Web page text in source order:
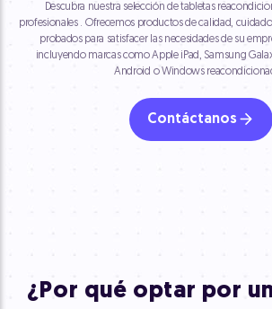
Descubra nuestra selección de tabletas
profesionales . Ofrecemos productos de calidad,
probados para satisfacer las necesidades de su
incluyendo marcas como Apple iPad, Samsung
Android o Windows
Contáctanos
¿Por qué optar por